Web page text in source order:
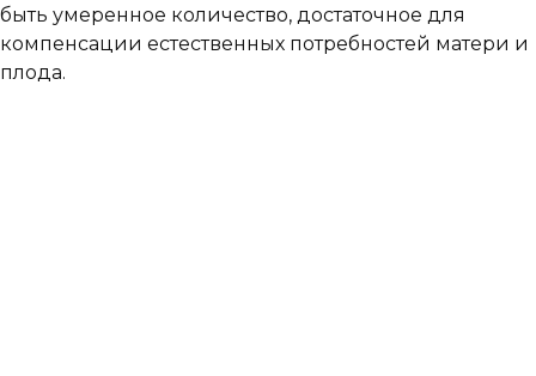
быть умеренное количество, достаточное для
компенсации естественных потребностей матери и
плода.